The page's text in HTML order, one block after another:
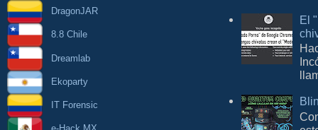
DragonJAR
8.8 Chile
Dreamlab
Ekoparty
IT Forensic
El